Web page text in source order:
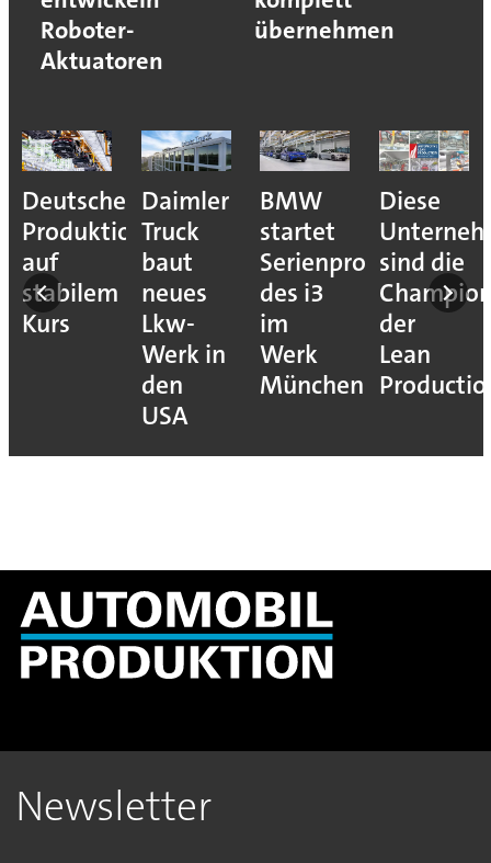
Roboter-
Aktuatoren
übernehmen
Deutsche
Produktion
auf
stabilem
Kurs
Daimler
Truck
baut
neues
Lkw-
Werk in
den
USA
BMW
startet
Serienproduktion
des i3
im
Werk
München
Diese
sind die
der
Lean
Newsletter